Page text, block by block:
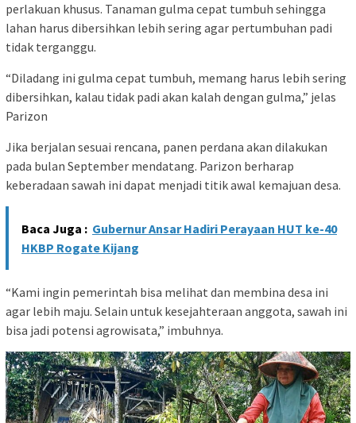
perlakuan khusus. Tanaman gulma cepat tumbuh sehingga
lahan harus dibersihkan lebih sering agar pertumbuhan padi
tidak terganggu.
“Diladang ini gulma cepat tumbuh, memang harus lebih sering
dibersihkan, kalau tidak padi akan kalah dengan gulma,” jelas
Parizon
Jika berjalan sesuai rencana, panen perdana akan dilakukan
pada bulan September mendatang. Parizon berharap
keberadaan sawah ini dapat menjadi titik awal kemajuan desa.
Baca Juga : Gubernur Ansar Hadiri Perayaan HUT ke-40
HKBP Rogate Kijang
“Kami ingin pemerintah bisa melihat dan membina desa ini
agar lebih maju. Selain untuk kesejahteraan anggota, sawah ini
bisa jadi potensi agrowisata,” imbuhnya.